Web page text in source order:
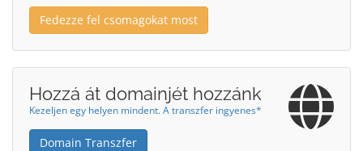
Fedezze fel csomagokat most
Hozzá át domainjét hozzánk
Kezeljen egy helyen mindent. A transzfer ingyenes*
Domain Transzfer